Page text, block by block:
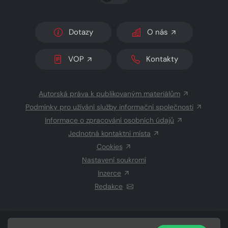
Dotazy O nás
VOP Kontakty
Autorská práva k publikovaným materiálům
Podmínky pro užívání služby informační společnosti
Informace o zpracování osobních údajů
Jednotná kontaktní místa
Cookies
Nastavení soukromí
Inzerce
Redakce